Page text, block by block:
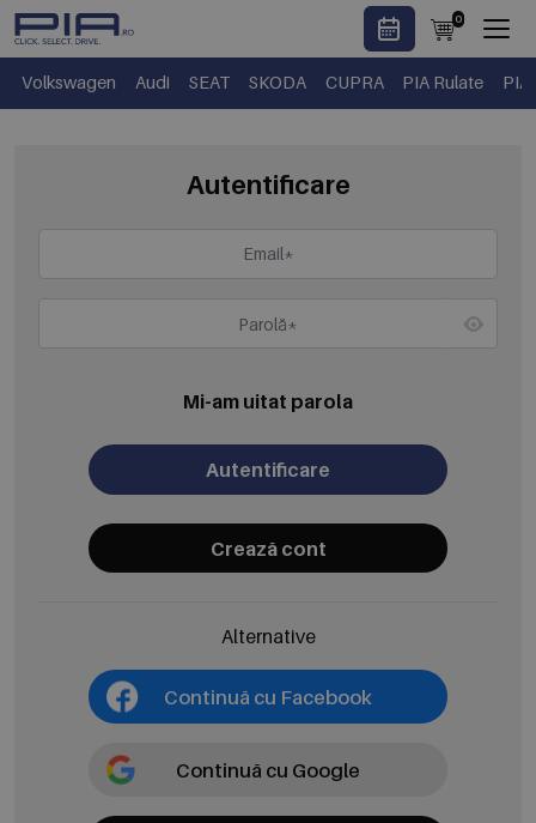
0
Volkswagen Audi SEAT SKODA CUPRA PIA Rulate PIA
Autentificare
Mi-am uitat parola
Autentificare
Crează cont
Alternative
Continuă cu Facebook
Continuă cu Google